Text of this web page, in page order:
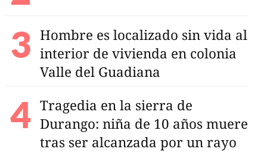
Hombre es localizado sin vida al
interior de vivienda en colonia
Valle del Guadiana
Tragedia en la sierra de
Durango: niña de 10 años muere
tras ser alcanzada por un rayo